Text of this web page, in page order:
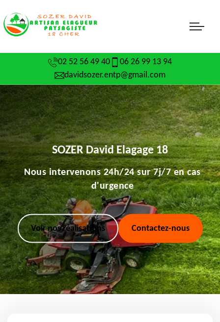
02 52 56 49 40
06 26 99 13 94
davidsozer.entp@gmail.com
SOZER David Elagage 18
Nous intervenons 24h/24 sur 7j/7 en cas
d'urgence
Voir nos réalisations Contactez-nous